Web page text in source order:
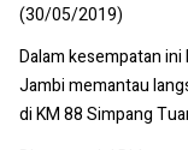
(30/05/2019)
Dalam kesempatan ini
Jambi memantau
di KM 88 Simpang